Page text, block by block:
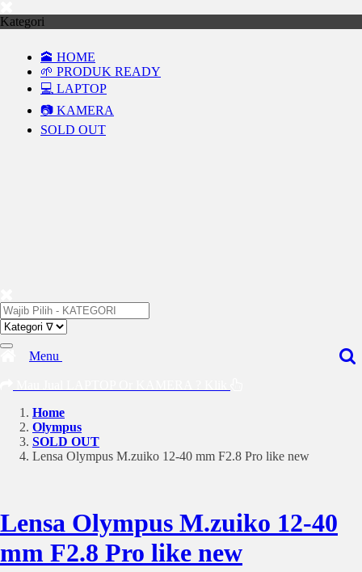
Kategori
🕋 HOME
🌱 PRODUK READY
💻 LAPTOP
📷 KAMERA
SOLD OUT
Menu
Home
Olympus
SOLD OUT
Lensa Olympus M.zuiko 12-40 mm F2.8 Pro like new
Lensa Olympus M.zuiko 12-40
mm F2.8 Pro like new